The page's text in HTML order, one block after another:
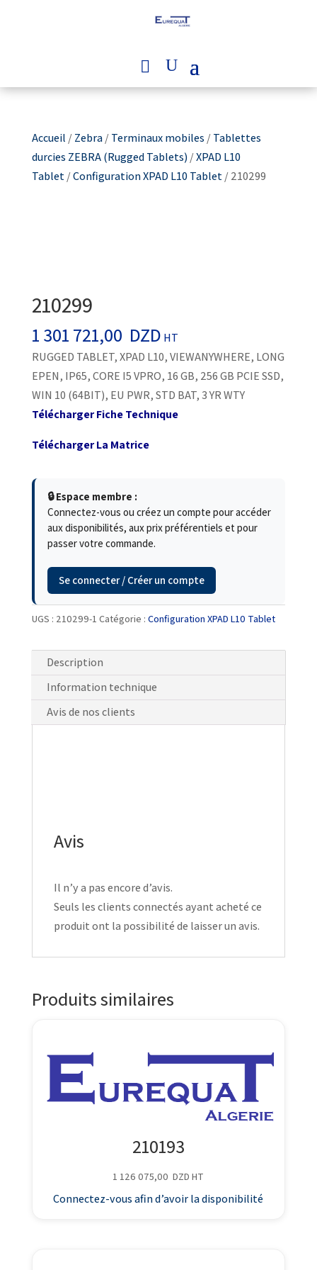
Accueil /Zebra/Terminaux mobiles /Tablettes
durcies ZEBRA (Rugged Tablets)/XPAD L10
Tablet/Configuration XPAD L10 Tablet/ 210299
210299
1 301 721,00 DZD HT
RUGGED TABLET, XPAD L10, VIEWANYWHERE, LONG
EPEN, IP65, CORE I5 VPRO, 16 GB, 256 GB PCIE SSD,
WIN 10 (64BIT), EU PWR, STD BAT, 3 YR WTY
Télécharger Fiche Technique
Télécharger La Matrice
🔒 Espace membre :
Connectez-vous ou créez un compte pour accéder
aux disponibilités, aux prix préférentiels et pour
passer votre commande.
Se connecter / Créer un compte
UGS : 210299-1 Catégorie : Configuration XPAD L10 Tablet
Description
Information technique
Avis de nos clients
Avis
Il n’y a pas encore d’avis.
Seuls les clients connectés ayant acheté ce
produit ont la possibilité de laisser un avis.
Produits similaires
210193
1 126 075,00 DZD HT
Connectez-vous afin d’avoir la disponibilité